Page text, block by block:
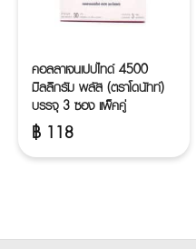
คอลลาเจนเปปไทด์ 4500
มิลลิกรัม พลัส (ตราโดนัทท์)
บรรจุ 3 ซอง แพ็คคู่
฿ 118